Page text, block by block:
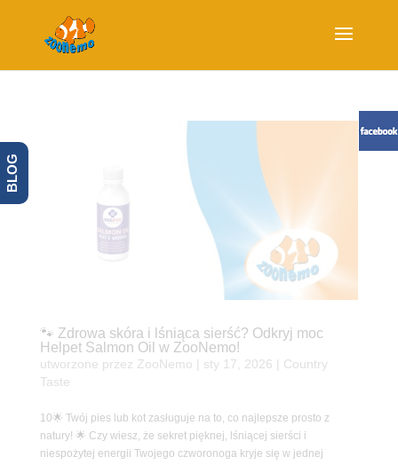
🐾 Zdrowa skóra i lśniąca sierść? Odkryj moc
Helpet Salmon Oil w ZooNemo!
utworzone przez ZooNemo sty 17, 2026
Country
Taste
10🌟 Twój pies lub kot zasługuje na to, co najlepsze prosto z
natury! 🌟 Czy wiesz, że sekret pięknej, lśniącej sierści i
niespożytej energii Twojego czworonoga kryje się w jednej
BLOG